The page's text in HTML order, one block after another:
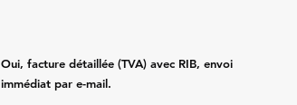
Oui, facture détaillée (TVA) avec RIB, envoi
immédiat par e-mail.